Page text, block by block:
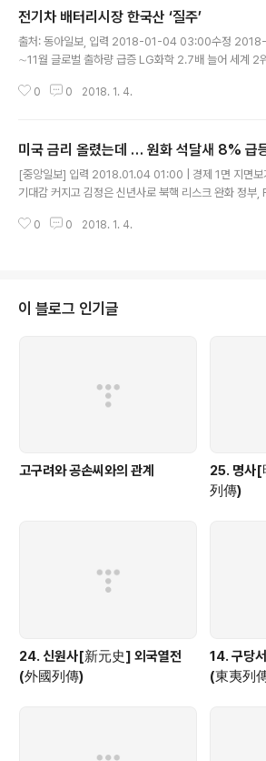
전기차 배터리시장 한국산 ‘질주’
출처: 동아일보, 입력 2018-01-04 03:00수정
∼11월 글로벌 출하량 급증 LG화학 2.7배 늘어 세계
세계 전기자동차용 배터리 시장에서 한국 기업이 점유율
0 0 2018. 1. 4.
미국 금리 올렸는데 … 원화 석달새 8% 급
[중앙일보] 입력 2018.01.04 01:00 | 경제 1면 지면보
기대감 커지고 김정은 신년사로 북핵 리스크 완화 정부,
연방공개시장위원회(FOMC)는 지난해 말 점도표를 통해
0 0 2018. 1. 4.
이 블로그 인기글
고구려와 공손씨와의 관계
25. 명사[
列傳)
24. 신원사[新元史] 외국열전
(外國列傳)
14. 구당
(東夷列